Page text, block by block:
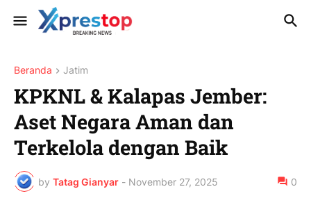
Beranda Jatim
KPKNL & Kalapas Jember:
Aset Negara Aman dan
Terkelola dengan Baik
by Tatag Gianyar - November 27, 2025 0